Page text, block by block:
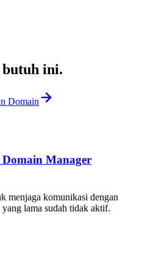
butuh ini.
Domain
Manager
menjaga komunikasi dengan
lama sudah tidak aktif.